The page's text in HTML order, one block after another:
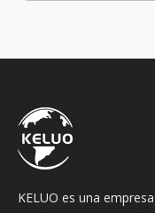
KELUO es una